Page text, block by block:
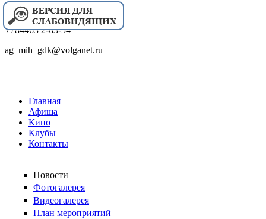
+784463 2-63-54
ag_mih_gdk@volganet.ru
Главная
Афиша
Кино
Клубы
Контакты
Новости
Фотогалерея
Видеогалерея
План мероприятий